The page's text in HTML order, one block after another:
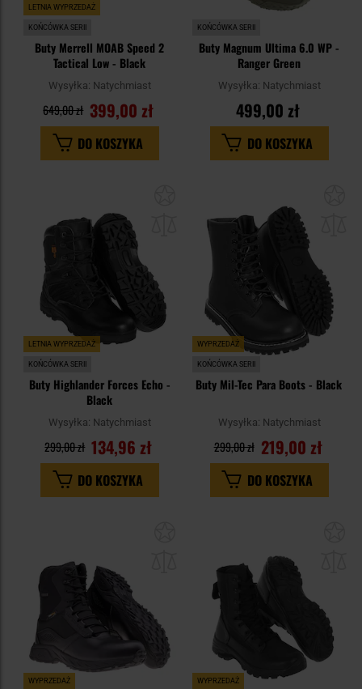
LETNIA WYPRZEDAŻ
KOŃCÓWKA SERII
Buty Merrell MOAB Speed 2
Tactical Low - Black
Wysyłka: Natychmiast
399,00 zł
649,00 zł
DO KOSZYKA
KOŃCÓWKA SERII
Buty Magnum Ultima 6.0 WP -
Ranger Green
Wysyłka: Natychmiast
499,00 zł
DO KOSZYKA
schowka
LETNIA WYPRZEDAŻ
KOŃCÓWKA SERII
Buty Highlander Forces Echo -
Black
Wysyłka: Natychmiast
134,96 zł
299,00 zł
DO KOSZYKA
WYPRZEDAŻ
KOŃCÓWKA SERII
Buty Mil-Tec Para Boots - Black
Wysyłka: Natychmiast
219,00 zł
299,00 zł
DO KOSZYKA
schowka
WYPRZEDAŻ WYPRZEDAŻ